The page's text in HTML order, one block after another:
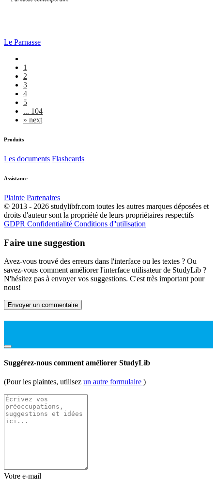
Le Parnasse
1
2
3
4
5
... 104
» next
Produits
Les documents Flashcards
Assistance
Plainte Partenaires
© 2013 - 2026 studylibfr.com toutes les autres marques déposées et
droits d'auteur sont la propriété de leurs propriétaires respectifs
GDPR Confidentialité Conditions d''utilisation
Faire une suggestion
Avez-vous trouvé des erreurs dans l'interface ou les textes ? Ou
savez-vous comment améliorer l'interface utilisateur de StudyLib ?
N'hésitez pas à envoyer vos suggestions. C'est très important pour
nous!
Envoyer un commentaire
Suggérez-nous comment améliorer StudyLib
(Pour les plaintes, utilisez un autre formulaire )
Votre e-mail